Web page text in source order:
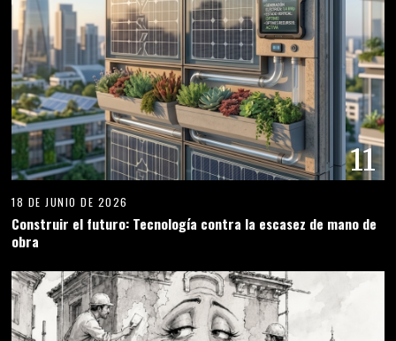
11
18 DE JUNIO DE 2026
Construir el futuro: Tecnología contra la escasez de mano de
obra